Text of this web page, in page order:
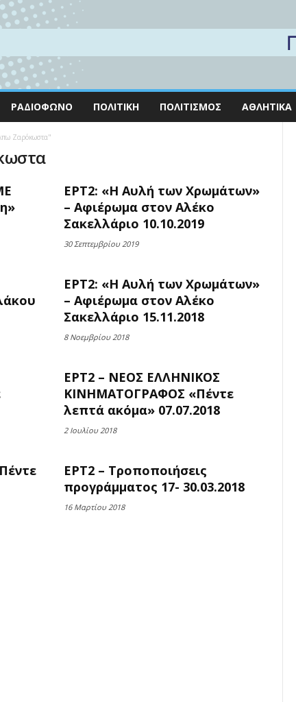
ΡΑΔΙΌΦΩΝΟ ΠΟΛΙΤΙΚΉ ΠΟΛΙΤΙΣΜΌΣ ΑΘΛΗΤΙΚΆ
Ζαρόκωστα"
ΕΡΤ2: «Η Αυλή των Χρωμάτων»
– Αφιέρωμα στον Αλέκο
Σακελλάριο 10.10.2019
30 Σεπτεμβρίου 2019
ΕΡΤ2: «Η Αυλή των Χρωμάτων»
– Αφιέρωμα στον Αλέκο
Σακελλάριο 15.11.2018
8 Νοεμβρίου 2018
ΕΡΤ2 – ΝΕΟΣ ΕΛΛΗΝΙΚΟΣ
ΚΙΝΗΜΑΤΟΓΡΑΦΟΣ «Πέντε
λεπτά ακόμα» 07.07.2018
2 Ιουλίου 2018
ΕΡΤ2 – Τροποποιήσεις
προγράμματος 17- 30.03.2018
16 Μαρτίου 2018